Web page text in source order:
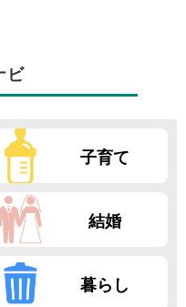
ビ
子育て
結婚
暮らし